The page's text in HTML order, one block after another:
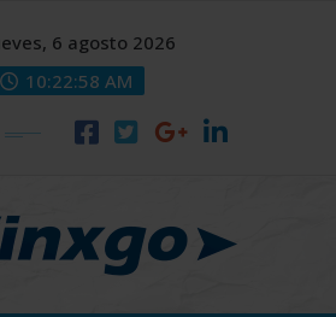
6 agosto 2026
10:22:59 AM